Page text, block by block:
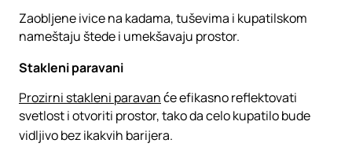
Zaobljene ivice na kadama, tuševima i kupatilskom
nameštaju štede i umekšavaju prostor.
Stakleni paravani
Prozirni stakleni paravanće efikasno reflektovati
svetlost i otvoriti prostor, tako da celo kupatilo bude
vidljivo bez ikakvih barijera.